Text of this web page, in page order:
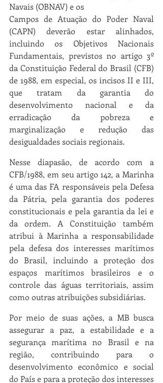
Navais (OBNAV) e os
Campos de Atuação do Poder Naval
(CAPN) deverão estar alinhados,
incluindo os Objetivos Nacionais
Fundamentais, previstos no artigo 3º
da Constituição Federal do Brasil (CFB)
de 1988, em especial, os incisos II e III,
que tratam da garantia do
desenvolvimento nacional e da
erradicação da pobreza e
marginalização e redução das
desigualdades sociais regionais.
Nesse diapasão, de acordo com a
CFB/1988, em seu artigo 142, a Marinha
é uma das FA responsáveis pela Defesa
da Pátria, pela garantia dos poderes
constitucionais e pela garantia da lei e
da ordem. A Constituição também
atribui à Marinha a responsabilidade
pela defesa dos interesses marítimos
do Brasil, incluindo a proteção dos
espaços marítimos brasileiros e o
controle das águas territoriais, assim
como outras atribuições subsidiárias.
Por meio de suas ações, a MB busca
assegurar a paz, a estabilidade e a
segurança marítima no Brasil e na
região, contribuindo para o
desenvolvimento econômico e social
do País e para a proteção dos interesses